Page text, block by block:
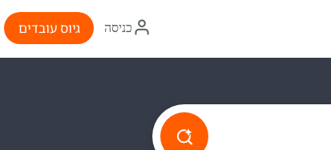
איקון
התחברות
כניסה גיוס עובדים